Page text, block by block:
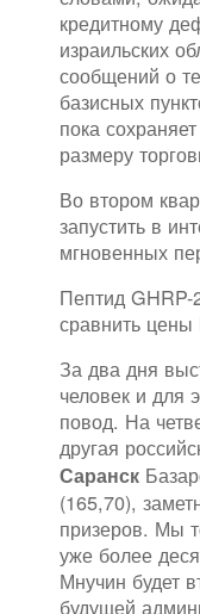
кредитному
израильских
сообщений о
базисных
пока
размеру
Во втором
запустить в
мгновенных
Пептид GHRP-
сравнить цены
За два дня
человек и для
повод. На
другая
Саранск
(165,70),
призеров. Мы
уже более
Мнучин будет
будущей